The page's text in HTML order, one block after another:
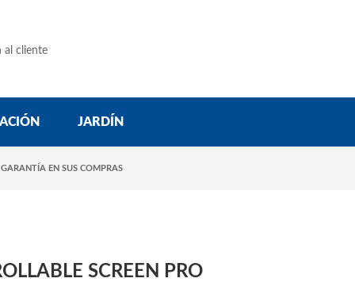
al cliente
JARDÍN
EN SUS COMPRAS
SCREEN PRO